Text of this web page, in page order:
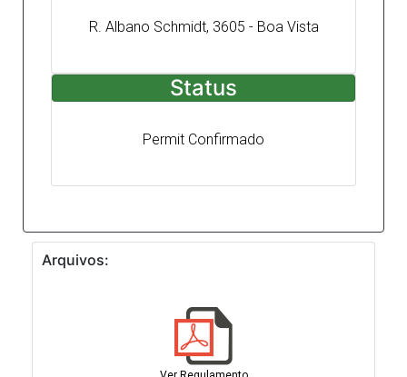
R. Albano Schmidt, 3605 - Boa Vista
Status
Permit Confirmado
Arquivos: